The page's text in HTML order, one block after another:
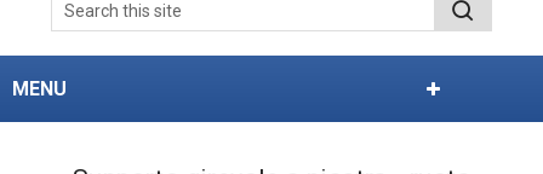
MENU